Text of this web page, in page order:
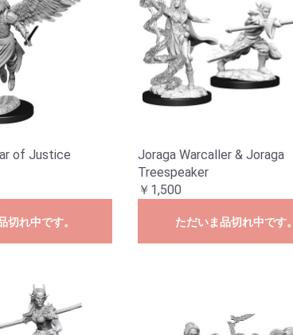
of Justice
切れ中です。
Joraga Warcaller & Joraga
Treespeaker
￥1,500
ただいま品切れ中です。